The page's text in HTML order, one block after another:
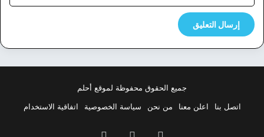
جميع الحقوق محفوظة لموقع أحلم
اتصل بنا
اعلن معنا من نحن سياسة الخصوصية اتفاقية الاستخدام